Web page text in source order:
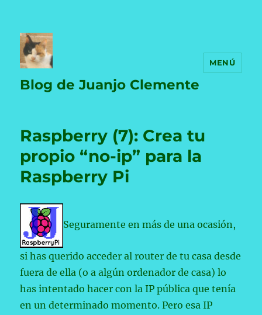
Blog de Juanjo Clemente
MENÚ
Raspberry (7): Crea tu
propio “no-ip” para la
Raspberry Pi
Seguramente en más de una ocasión,
si has querido acceder al router de tu casa desde
fuera de ella (o a algún ordenador de casa) lo
has intentado hacer con la IP pública que tenía
en un determinado momento. Pero esa IP